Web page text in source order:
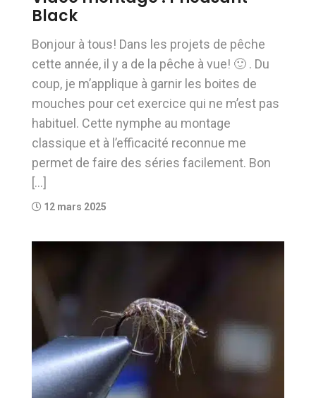
Black
Bonjour à tous! Dans les projets de pêche
cette année, il y a de la pêche à vue! 🙂 . Du
coup, je m’applique à garnir les boites de
mouches pour cet exercice qui ne m’est pas
habituel. Cette nymphe au montage
classique et à l’efficacité reconnue me
permet de faire des séries facilement. Bon
[…]
12 mars 2025